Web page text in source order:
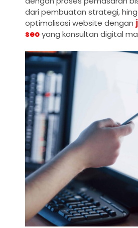
dari pembuatan strategi,
optimalisasi website dengan
seoyang konsultan digital